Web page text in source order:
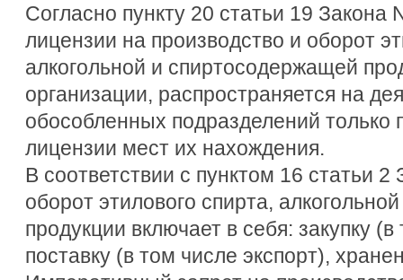
Согласно пункту 20 статьи 19 Закона
лицензии на производство и оборот
алкогольной и спиртосодержащей
организации, распространяется на
обособленных подразделений только
лицензии мест их нахождения.
В соответствии с пунктом 16 статьи
оборот этилового спирта,
продукции включает в себя: закупку
поставку (в том числе экспорт),